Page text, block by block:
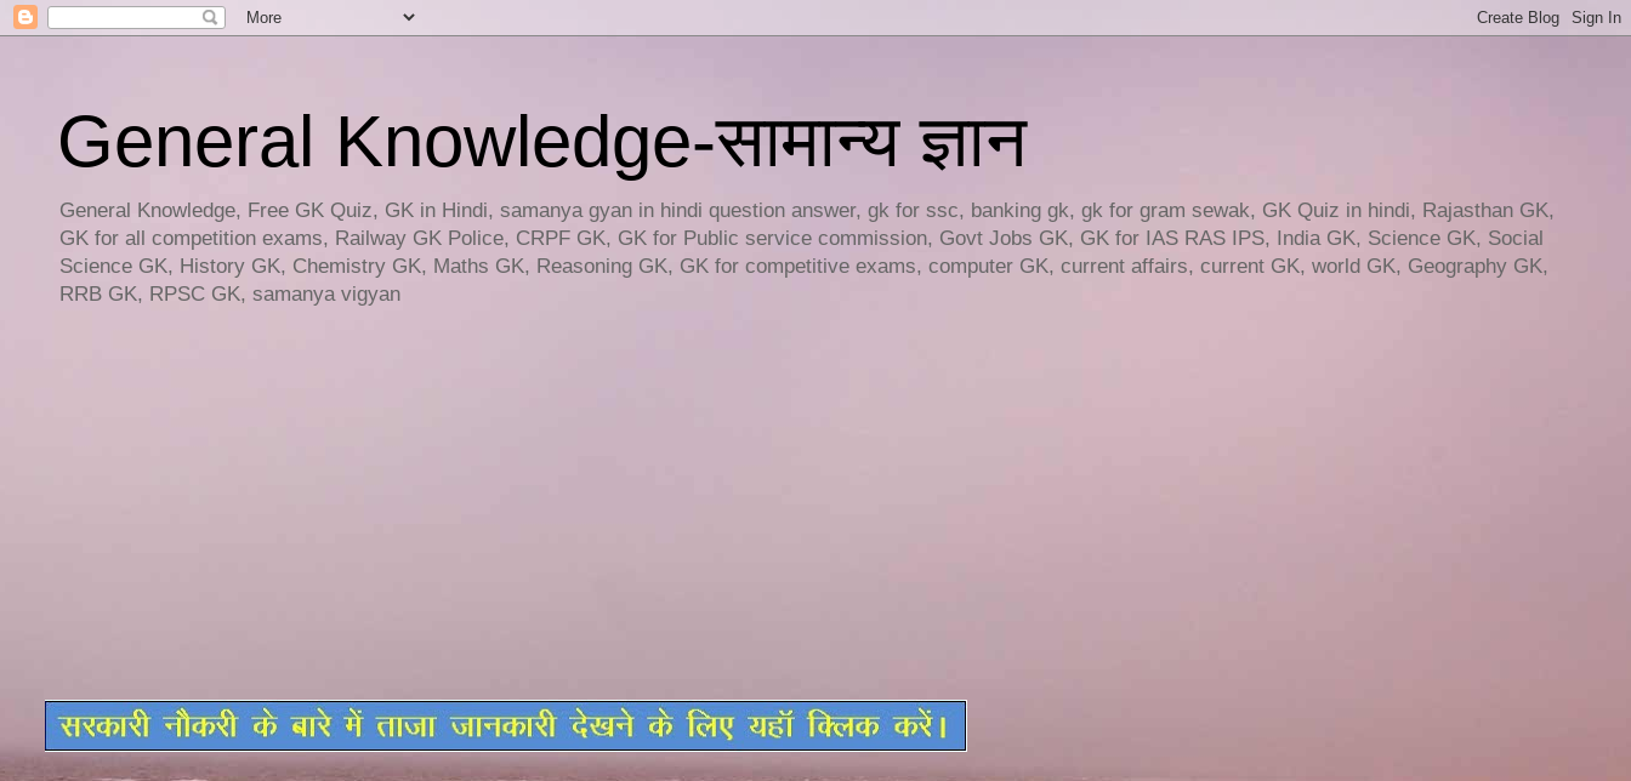
General Knowledge-सामान्य ज्ञान
General Knowledge, Free GK Quiz, GK in Hindi, samanya gyan in hindi question answer, gk for ssc, banking gk, gk for gram sewak, GK Quiz in hindi, Rajasthan GK,
GK for all competition exams, Railway GK Police, CRPF GK, GK for Public service commission, Govt Jobs GK, GK for IAS RAS IPS, India GK, Science GK, Social
Science GK, History GK, Chemistry GK, Maths GK, Reasoning GK, GK for competitive exams, computer GK, current affairs, current GK, world GK, Geography GK,
RRB GK, RPSC GK, samanya vigyan